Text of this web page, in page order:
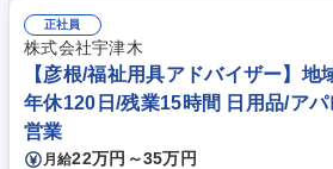
持っていただいたお客様と体験レッスンの日程
を展開している英会話教室なので、自信を持っ
でも安心の研修制度あり！ ※英語を教えるお
語力は必要ありません 募集職種 [名古屋]英会話教室のPR営業★未経験歓
迎/子どもたちの未来を広げる/英語力不問
正社員
株式会社宇津木
【彦根/福祉用具アドバイザー】地
年休120日/残業15時間 日用品/ア
営業
月給22万円～35万円